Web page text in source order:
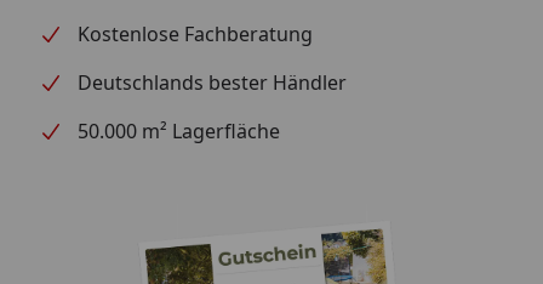
Kostenlose Fachberatung
Deutschlands bester Händler
50.000 m² Lagerfläche